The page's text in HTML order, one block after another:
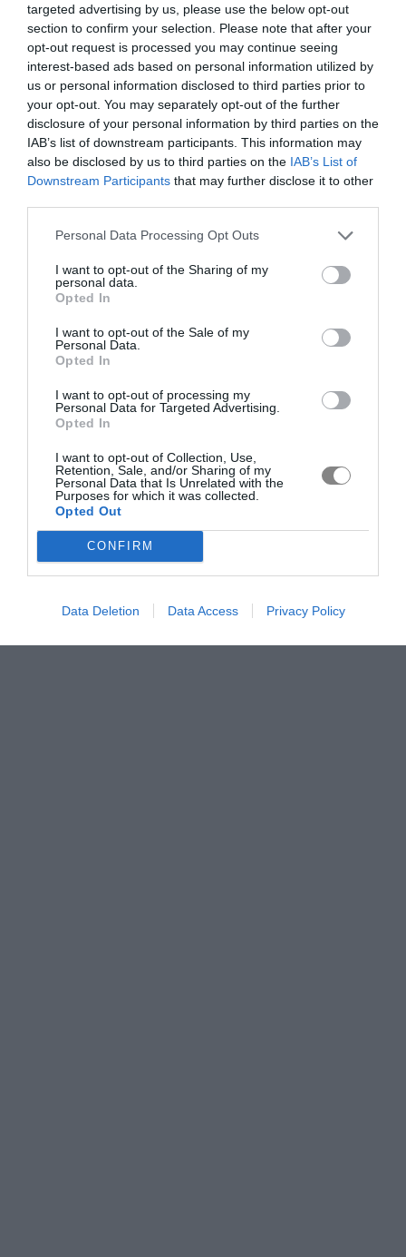
targeted advertising by us, please use the below opt-out
section to confirm your selection. Please note that after your
opt-out request is processed you may continue seeing
interest-based ads based on personal information utilized by
us or personal information disclosed to third parties prior to
your opt-out. You may separately opt-out of the further
disclosure of your personal information by third parties on the
IAB’s list of downstream participants. This information may
also be disclosed by us to third parties on the IAB’s List of
Downstream Participants that may further disclose it to other
Personal Data Processing Opt Outs
I want to opt-out of the Sharing of my
personal data.
Opted In
I want to opt-out of the Sale of my
Personal Data.
Opted In
I want to opt-out of processing my
Personal Data for Targeted Advertising.
Opted In
I want to opt-out of Collection, Use,
Retention, Sale, and/or Sharing of my
Personal Data that Is Unrelated with the
Purposes for which it was collected.
Opted Out
CONFIRM
Data Deletion Data Access Privacy Policy